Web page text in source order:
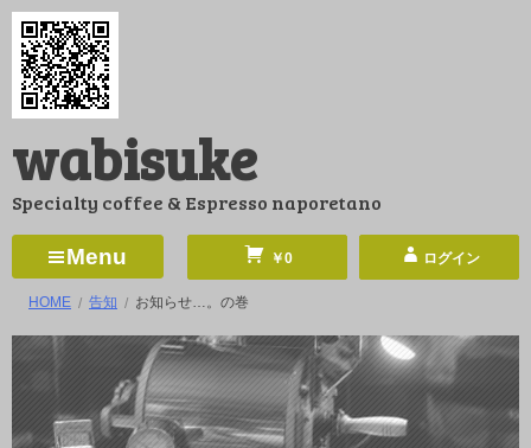
コ
ン
ツ
ス
ッ
wabisuke
Specialty coffee & Espresso naporetano
Menu ￥0 ログイン
HOME 告知 お知らせ…。の巻